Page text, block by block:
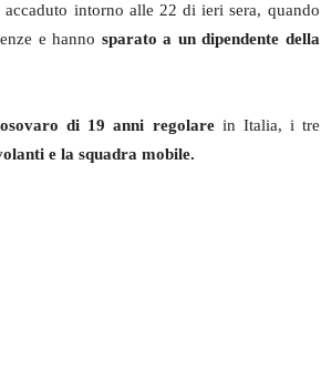
accaduto intorno alle 22 di ieri sera, quando
e hanno sparato a un dipendente della
di 19 anni regolarein Italia, i tre
e la squadra mobile.